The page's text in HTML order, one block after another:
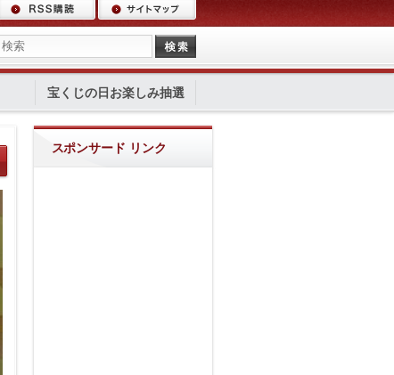
宝くじの日お楽しみ抽選
スポンサード リンク